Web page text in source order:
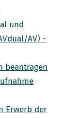
und
AV) -
beantragen
Erwerb der